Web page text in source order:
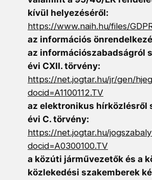
kívül helyezéséről:
https://www.naih.hu/files/
az információs
az információszabadságról
évi CXII. törvény:
https://net.jogtar.hu/jr/gen/
docid=A1100112.TV
az elektronikus hírközlésről
évi C. törvény:
https://net.jogtar.hu/
docid=A0300100.TV
a közúti járművezetők és a
közlekedési szakemberek